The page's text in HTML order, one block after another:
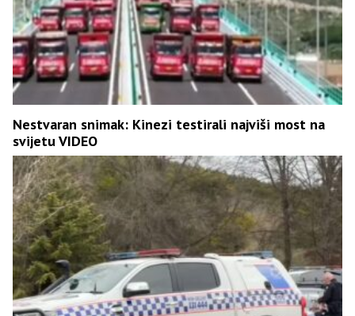
Nestvaran snimak: Kinezi testirali najviši most na
svijetu VIDEO